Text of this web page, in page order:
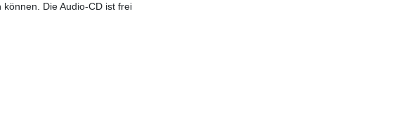
Die Audio-CD ist frei